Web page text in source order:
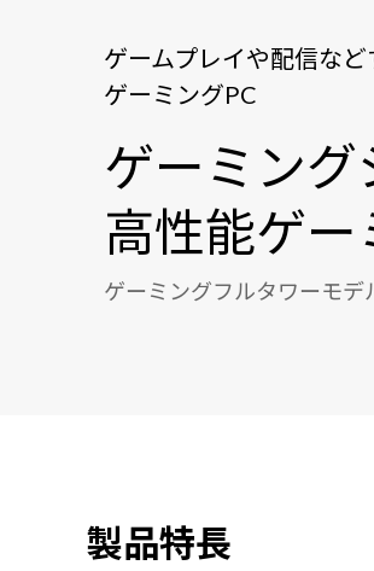
ゲームプレイや配信な
ゲーミングPC
ゲーミング
高性能ゲ
ゲーミングフルタワーモデ
製品特長